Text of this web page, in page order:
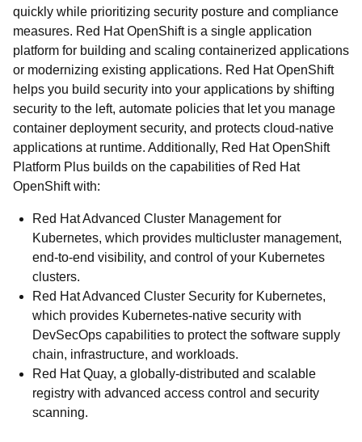
quickly while prioritizing security posture and compliance
measures. Red Hat OpenShift is a single application
platform for building and scaling containerized applications
or modernizing existing applications. Red Hat OpenShift
helps you build security into your applications by shifting
security to the left, automate policies that let you manage
container deployment security, and protects cloud-native
applications at runtime. Additionally, Red Hat OpenShift
Platform Plus builds on the capabilities of Red Hat
OpenShift with:
Red Hat Advanced Cluster Management for
Kubernetes, which provides multicluster management,
end-to-end visibility, and control of your Kubernetes
clusters.
Red Hat Advanced Cluster Security for Kubernetes,
which provides Kubernetes-native security with
DevSecOps capabilities to protect the software supply
chain, infrastructure, and workloads.
Red Hat Quay, a globally-distributed and scalable
registry with advanced access control and security
scanning.